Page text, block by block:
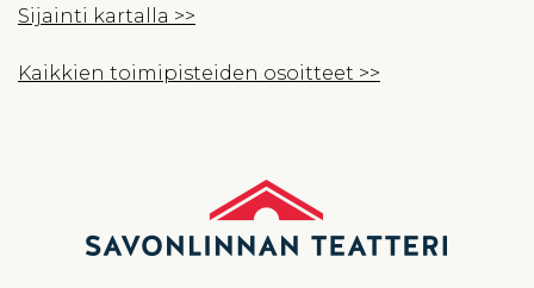
Sijainti kartalla >>
Kaikkien toimipisteiden osoitteet >>